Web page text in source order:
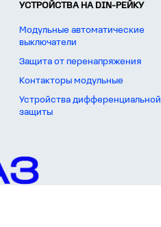
УСТРОЙСТВА НА DIN-РЕЙКУ
Модульные автоматические
выключатели
Защита от перенапряжения
Контакторы модульные
Устройства дифференциальной
защиты